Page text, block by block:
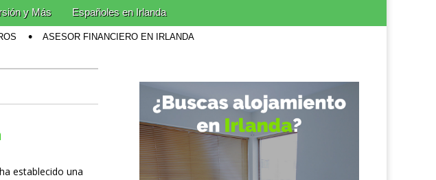
y Más Españoles en Irlanda
ASESOR FINANCIERO EN IRLANDA
establecido una